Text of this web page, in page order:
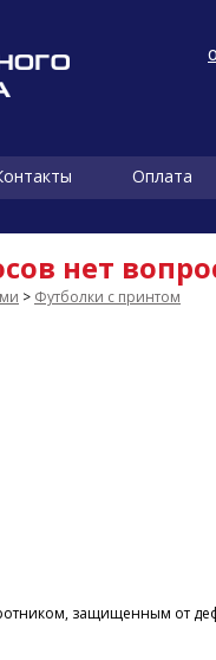
Оплата
нет
> Футболки с принтом
защищенным от